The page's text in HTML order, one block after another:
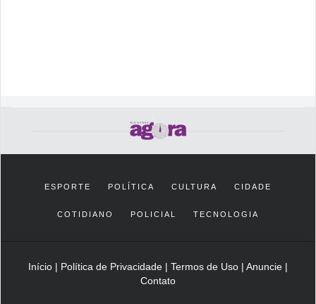
ESPORTE POLÍTICA CULTURA CIDADE
COTIDIANO POLICIAL TECNOLOGIA
Início | Política de Privacidade | Termos de Uso | Anuncie |
Contato